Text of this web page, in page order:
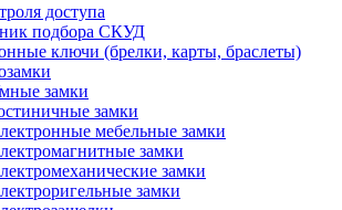
доступа
подбора СКУД
ключи (брелки, карты, браслеты)
замки
замки
мебельные замки
замки
замки
замки